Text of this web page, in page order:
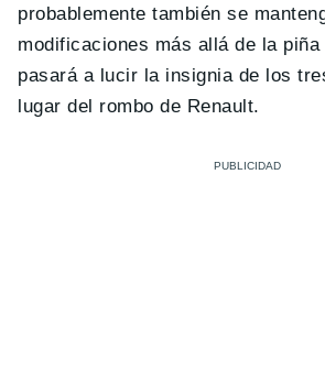
probablemente también se
modificaciones más allá de la
pasará a lucir la insignia de los
lugar del rombo de Renault.